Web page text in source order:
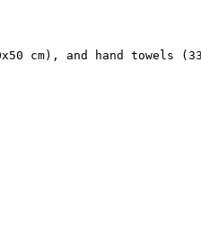
cm), and hand